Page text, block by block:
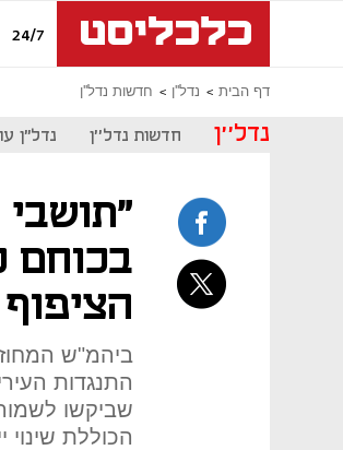
24/7
דף הבית נדל''ן חדשות נדל''ן
נדל''ן חדשות נדל''ן נדל"ן
בכוחם
התנגדות
שביקשו